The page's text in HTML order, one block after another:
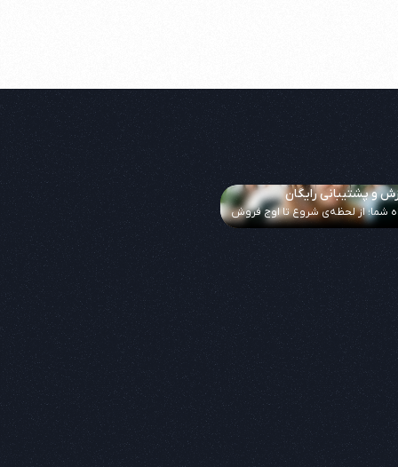
و پشتیبانی رایگان
شما؛ از لحظه‌ی شروع تا اوج فروش